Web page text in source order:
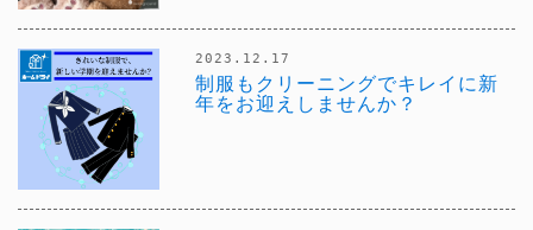
2023.12.17
制服もクリーニングでキレイに新
年をお迎えしませんか？